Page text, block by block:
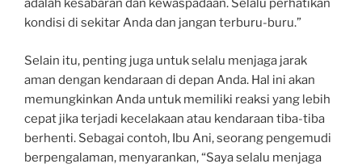
adalah kesabaran dan kewaspadaan. Selalu perhatikan
kondisi di sekitar Anda dan jangan terburu-buru.”
Selain itu, penting juga untuk selalu menjaga jarak
aman dengan kendaraan di depan Anda. Hal ini akan
memungkinkan Anda untuk memiliki reaksi yang lebih
cepat jika terjadi kecelakaan atau kendaraan tiba-tiba
berhenti. Sebagai contoh, Ibu Ani, seorang pengemudi
berpengalaman, menyarankan, “Saya selalu menjaga